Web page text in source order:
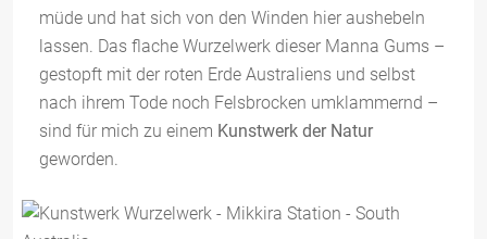
müde und hat sich von den Winden hier aushebeln
lassen. Das flache Wurzelwerk dieser Manna Gums –
gestopft mit der roten Erde Australiens und selbst
nach ihrem Tode noch Felsbrocken umklammernd –
sind für mich zu einem Kunstwerk der Natur
geworden.